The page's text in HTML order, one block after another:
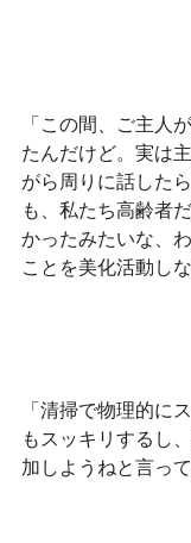
「この間、ご主人
たんだけど。実は
がら周りに話した
も、私たち高齢者
かったみたいな、
ことを美化活動し
「清掃で物理的に
もスッキリするし
加しようねと言っ